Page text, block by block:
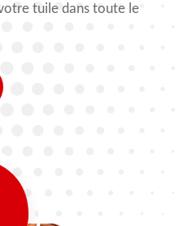
tuile dans toute le